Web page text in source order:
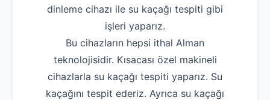
dinleme cihazı ile su kaçağı tespiti gibi
işleri yaparız.
Bu cihazların hepsi ithal Alman
teknolojisidir. Kısacası özel makineli
cihazlarla su kaçağı tespiti yaparız. Su
kaçağını tespit ederiz. Ayrıca su kaçağı